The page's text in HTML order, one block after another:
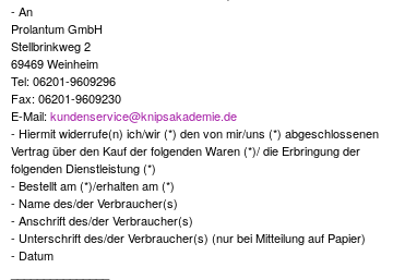
- An
Prolantum GmbH
Stellbrinkweg 2
69469 Weinheim
Tel: 06201-9609296
Fax: 06201-9609230
E-Mail:kundenservice@knipsakademie.de
- Hiermit widerrufe(n) ich/wir (*) den von mir/uns (*) abgeschlossenen
Vertrag über den Kauf der folgenden Waren (*)/ die Erbringung der
folgenden Dienstleistung (*)
- Bestellt am (*)/erhalten am (*)
- Name des/der Verbraucher(s)
- Anschrift des/der Verbraucher(s)
- Unterschrift des/der Verbraucher(s) (nur bei Mitteilung auf Papier)
- Datum